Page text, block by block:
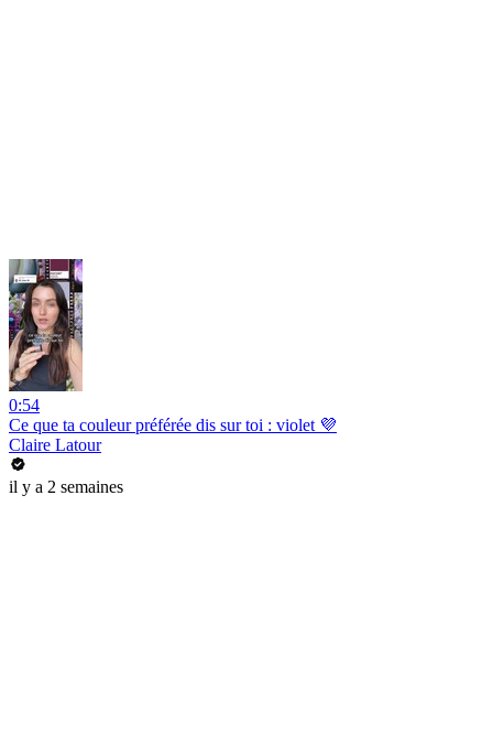
0:54
Ce que ta couleur préférée dis sur toi : violet 💜
Claire Latour
il y a 2 semaines